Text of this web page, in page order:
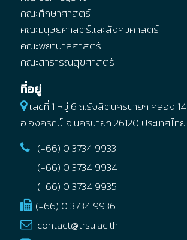
คณะศึกษาศาสตร์
คณะมนุษยศาสตร์และสังคมศาสตร์
คณะพยาบาลศาสตร์
คณะสาธารณสุขศาสตร์
ที่อยู่
เลขที่ 1 หมู่ 6 ถ.รังสิตนครนายก คลอง 14
อ.องครักษ์ จ.นครนายก26120 ประเทศไทย
(+66) 0 3734 9933
(+66) 0 3734 9934
(+66) 0 3734 9935
(+66) 0 3734 9936
contact@trsu.ac.th